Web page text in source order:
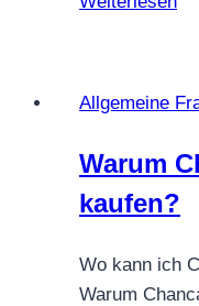
Allgemeine
Warum
kaufen?
Wo kann ich
Warum